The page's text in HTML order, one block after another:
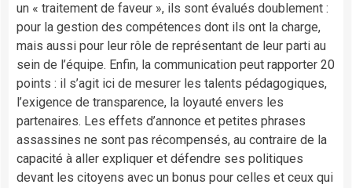
un « traitement de faveur », ils sont évalués doublement :
pour la gestion des compétences dont ils ont la charge,
mais aussi pour leur rôle de représentant de leur parti au
sein de l’équipe. Enfin, la communication peut rapporter 20
points : il s’agit ici de mesurer les talents pédagogiques,
l’exigence de transparence, la loyauté envers les
partenaires. Les effets d’annonce et petites phrases
assassines ne sont pas récompensés, au contraire de la
capacité à aller expliquer et défendre ses politiques
devant les citoyens avec un bonus pour celles et ceux qui